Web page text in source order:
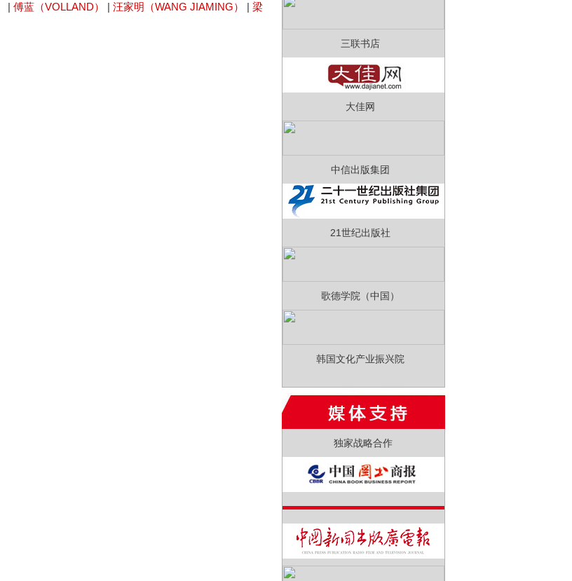
| 傅蓝（VOLLAND） | 汪家明（WANG JIAMING） | 梁
三联书店
大佳网
中信出版集团
21世纪出版社
歌德学院（中国）
韩国文化产业振兴院
独家战略合作